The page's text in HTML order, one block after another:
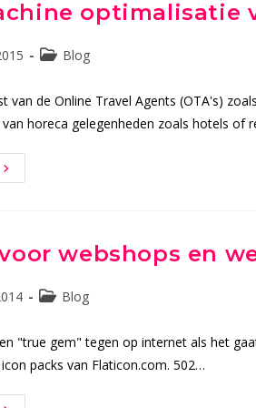
Update optimalisatie
Berichtcategorie:
Blog
van de Online Travel Agents (OTA's)
horeca gelegenheden zoals hotels of
Zoekmachine
webshops en
Berichtcategorie:
Blog
"true gem" tegen op internet als het
packs van Flaticon.com. 502…